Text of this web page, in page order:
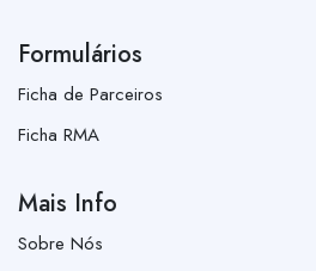
Formulários
Ficha de Parceiros
Ficha RMA
Mais Info
Sobre Nós